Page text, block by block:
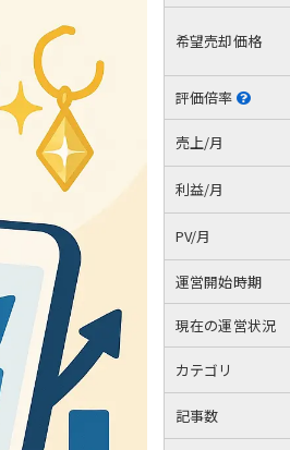
希望売却価格
評価倍率
売上/月
利益/月
PV/月
運営開始時期
現在の運営状況
カテゴリ
記事数